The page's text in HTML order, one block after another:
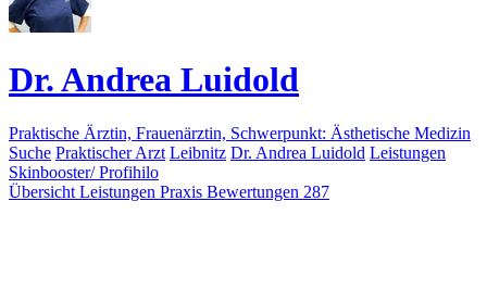
Dr. Andrea Luidold
Praktische Ärztin, Frauenärztin, Schwerpunkt: Ästhetische Medizin
Suche Praktischer Arzt Leibnitz Dr. Andrea Luidold Leistungen
Skinbooster/ Profihilo
Übersicht Leistungen Praxis Bewertungen 287